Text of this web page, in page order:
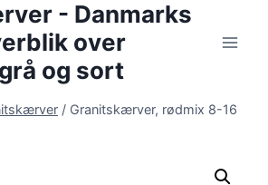
- Danmarks
over
og sort
/ Granitskærver, rødmix 8-16